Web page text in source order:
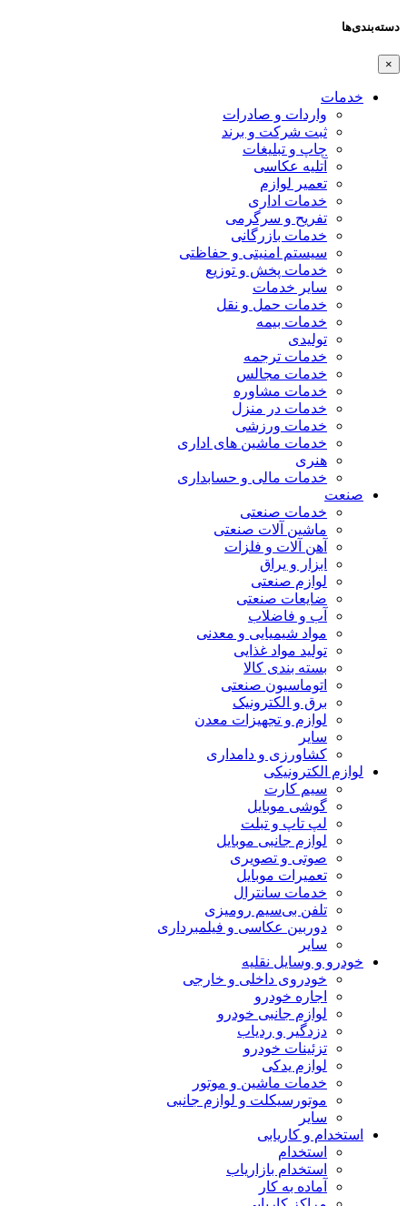
دسته‌بندی‌ها
×
خدمات
واردات و صادرات
ثبت شرکت و برند
چاپ و تبلیغات
آتلیه عکاسی
تعمیر لوازم
خدمات اداری
تفریح و سرگرمی
خدمات بازرگانی
سیستم امنیتی و حفاظتی
خدمات پخش و توزیع
سایر خدمات
خدمات حمل و نقل
خدمات بیمه
تولیدی
خدمات ترجمه
خدمات مجالس
خدمات مشاوره
خدمات در منزل
خدمات ورزشی
خدمات ماشین های اداری
هنری
خدمات مالی و حسابداری
صنعت
خدمات صنعتی
ماشین آلات صنعتی
آهن آلات و فلزات
ابزار و یراق
لوازم صنعتی
ضایعات صنعتی
آب و فاضلاب
مواد شیمیایی و معدنی
تولید مواد غذایی
بسته بندی کالا
اتوماسیون صنعتی
برق و الکترونیک
لوازم و تجهیزات معدن
سایر
کشاورزی و دامداری
لوازم الکترونیکی
سیم کارت
گوشی موبایل
لپ تاپ و تبلت
لوازم جانبی موبایل
صوتی و تصویری
تعمیرات موبایل
خدمات سانترال
تلفن بی‌سیم رومیزی
دوربین عکاسی و فیلمبرداری
سایر
خودرو و وسایل نقلیه
خودروی داخلی و خارجی
اجاره خودرو
لوازم جانبی خودرو
دزدگیر و ردیاب
تزئینات خودرو
لوازم یدکی
خدمات ماشین و موتور
موتورسیکلت و لوازم جانبی
سایر
استخدام و کاریابی
استخدام
استخدام بازاریاب
آماده به کار